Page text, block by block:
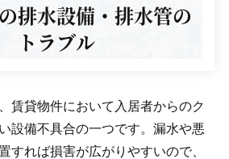
排水設備・排水管の
トラブル
賃貸物件において入居者からのク
設備不具合の一つです。漏水や悪
すれば損害が広がりやすいので、